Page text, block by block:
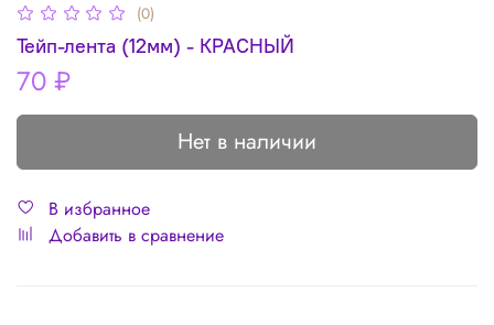
(0)
Тейп-лента (12мм) - КРАСНЫЙ
70 ₽
Нет в наличии
В избранное
Добавить в сравнение